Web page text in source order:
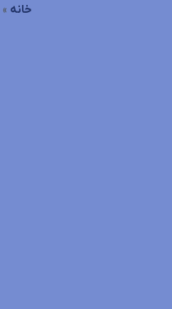
خانه »